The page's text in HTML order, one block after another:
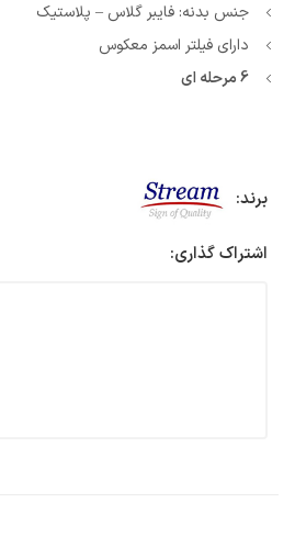
جنس بدنه: فایبر گلاس – پلاستیک
دارای فیلتر اسمز معکوس
6 مرحله ای
برند:
اشتراک گذاری: